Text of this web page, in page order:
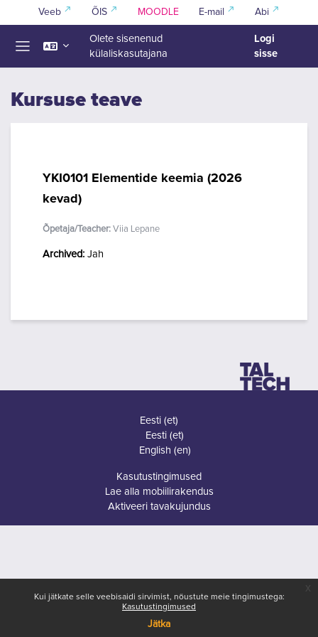
Jäta vahele peasisuni
Kui jätkate selle veebisaidi sirvimist, nõustute meie tingimustega:
Kasutustingimused
Jätka
Veeb ÕIS MOODLE E-mail Abi
Olete sisenenud
külaliskasutajana
Logi
sisse
Kursuse teave
YKI0101 Elementide keemia (2026
kevad)
Õpetaja/Teacher: Viia Lepane
Archived: Jah
Eesti ‎(et)‎
Eesti ‎(et)‎
English ‎(en)‎
Kasutustingimused
Lae alla mobiilirakendus
Aktiveeri tavakujundus